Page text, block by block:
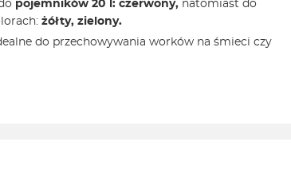
pojemników 20 l: czerwony, natomiast do
żółty, zielony.
do przechowywania worków na śmieci czy